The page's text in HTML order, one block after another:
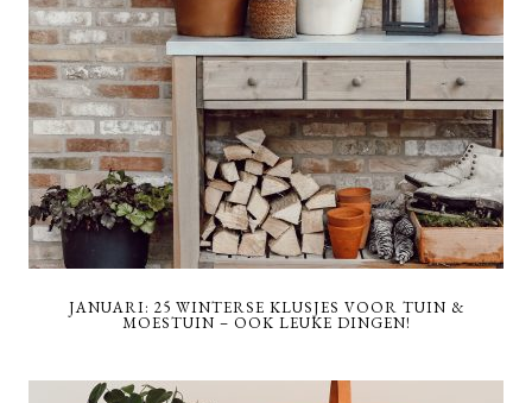
JANUARI: 25 WINTERSE KLUSJES VOOR TUIN &
MOESTUIN – OOK LEUKE DINGEN!